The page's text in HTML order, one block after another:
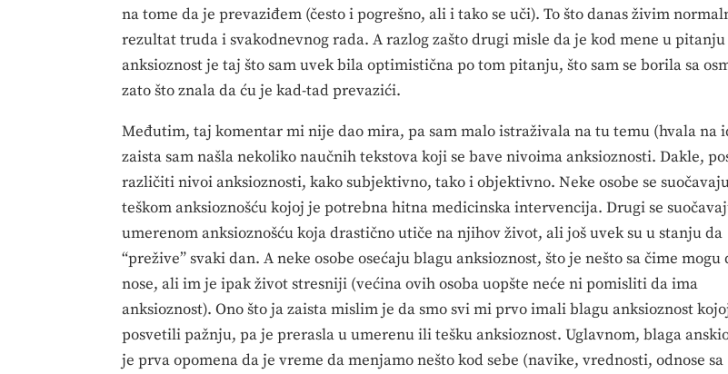
na tome da je prevaziđem (često i pogrešno, ali i tako se uči). To što danas živim
rezultat truda i svakodnevnog rada. A razlog zašto drugi misle da je kod mene u
anksioznost je taj što sam uvek bila optimistična po tom pitanju, što sam se borila sa
zato što znala da ću je kad-tad prevazići.
Međutim, taj komentar mi nije dao mira, pa sam malo istraživala na tu temu (hvala na
zaista sam našla nekoliko naučnih tekstova koji se bave nivoima anksioznosti. Dakle,
različiti nivoi anksioznosti, kako subjektivno, tako i objektivno. Neke osobe se
teškom anksioznošću kojoj je potrebna hitna medicinska intervencija. Drugi se
umerenom anksioznošću koja drastično utiče na njihov život, ali još uvek su u stanju da
“prežive” svaki dan. A neke osobe osećaju blagu anksioznost, što je nešto sa čime mogu
nose, ali im je ipak život stresniji (većina ovih osoba uopšte neće ni pomisliti da ima
anksioznost). Ono što ja zaista mislim je da smo svi mi prvo imali blagu anksioznost
posvetili pažnju, pa je prerasla u umerenu ili tešku anksioznost. Uglavnom, blaga
je prva opomena da je vreme da menjamo nešto kod sebe (navike, vrednosti, odnose sa